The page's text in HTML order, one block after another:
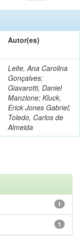
Autor(es)
Leite, Ana Carolina
Gonçalves;
Giavarotti, Daniel
Manzione; Kluck,
Erick Jones Gabriel;
Toledo, Carlos de
Almeida
1
1